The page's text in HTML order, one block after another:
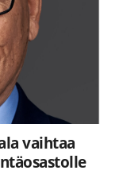
vaihtaa